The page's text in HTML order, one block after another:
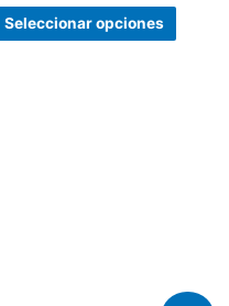
Seleccionar opciones